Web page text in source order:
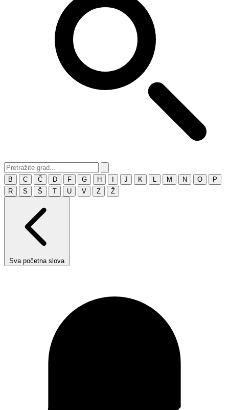
B C Č D F G H J K M N O
P
R
S Š T U V Z Ž
Sva početna slova